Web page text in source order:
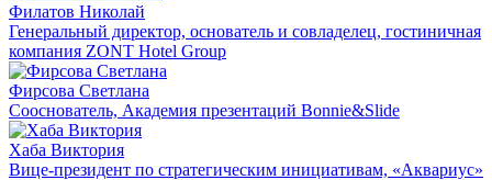
Филатов Николай
Генеральный директор, основатель и совладелец, гостиничная
компания ZONT Hotel Group
Фирсова Светлана
Сооснователь, Академия презентаций Bonnie&Slide
Хаба Виктория
Вице-президент по стратегическим инициативам, «Аквариус»